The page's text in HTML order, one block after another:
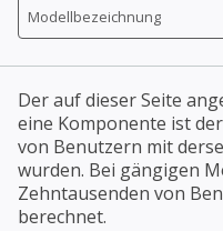
Der auf dieser Seite
eine Komponente ist
von Benutzern mit
wurden. Bei gängigen
Zehntausenden von
berechnet.